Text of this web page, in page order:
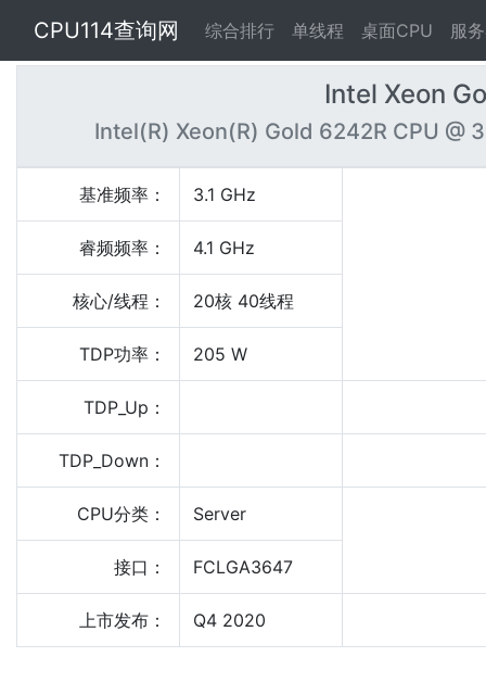
CPU114查询网 综合排行 单线程 桌面CPU 服
Intel Xeon
Intel(R) Xeon(R) Gold 6242R CPU @
基准频率： 3.1 GHz
睿频频率： 4.1 GHz
核心/线程： 20核 40线程
TDP功率： 205 W
TDP_Up：
TDP_Down：
CPU分类： Server
接口： FCLGA3647
上市发布： Q4 2020